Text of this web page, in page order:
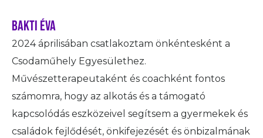
Bakti Éva
2024 áprilisában csatlakoztam önkéntesként a
Csodaműhely Egyesülethez.
Művészetterapeutaként és coachként fontos
számomra, hogy az alkotás és a támogató
kapcsolódás eszközeivel segítsem a gyermekek és
családok fejlődését, önkifejezését és önbizalmának